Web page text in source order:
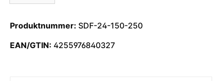
Produktnummer: SDF-24-150-250
EAN/GTIN: 4255976840327